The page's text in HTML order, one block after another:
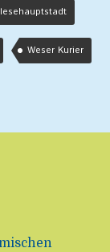
Weser Kurier